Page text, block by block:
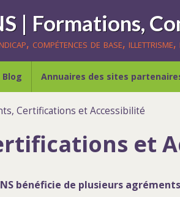
compétences de base,
Blog Annuaires des sites
Certifications et Accessibilité
et
bénéficie de plusieurs